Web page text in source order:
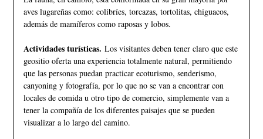
aves lugareñas como: colibríes, torcazas, tortolitas, chiguacos,
además de mamíferos como raposas y lobos.
Actividades turísticas. Los visitantes deben tener claro que este
geositio oferta una experiencia totalmente natural, permitiendo
que las personas puedan practicar ecoturismo, senderismo,
canyoning y fotografía, por lo que no se van a encontrar con
locales de comida u otro tipo de comercio, simplemente van a
tener la compañía de los diferentes paisajes que se pueden
visualizar a lo largo del camino.